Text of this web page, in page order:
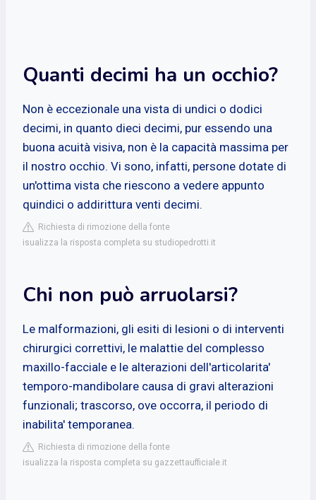
Quanti decimi ha un occhio?
Non è eccezionale una vista di undici o dodici
decimi, in quanto dieci decimi, pur essendo una
buona acuità visiva, non è la capacità massima per
il nostro occhio. Vi sono, infatti, persone dotate di
un'ottima vista che riescono a vedere appunto
quindici o addirittura venti decimi.
Richiesta di rimozione della fonte
isualizza la risposta completa su studiopedrotti.it
Chi non può arruolarsi?
Le malformazioni, gli esiti di lesioni o di interventi
chirurgici correttivi, le malattie del complesso
maxillo-facciale e le alterazioni dell'articolarita'
temporo-mandibolare causa di gravi alterazioni
funzionali; trascorso, ove occorra, il periodo di
inabilita' temporanea.
Richiesta di rimozione della fonte
isualizza la risposta completa su gazzettaufficiale.it